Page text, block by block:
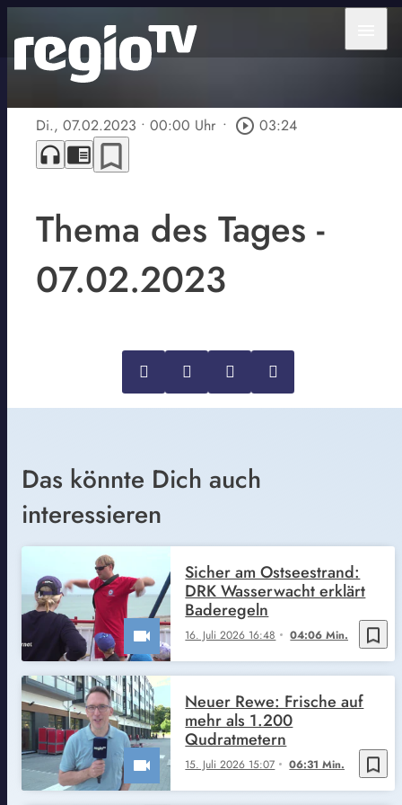
Di., 07.02.2023 • 00:00 Uhr • play_circle_outline 03:24
headphones chrome_reader_mode bookmark_border
Thema des Tages -
07.02.2023
Das könnte Dich auch
interessieren
bookmark_border
16. Juli 2026 16:48 04:06 Min.
Sicher am Ostseestrand:
DRK Wasserwacht erklärt
Baderegeln
bookmark_border
15. Juli 2026 15:07 06:31 Min.
Neuer Rewe: Frische auf
mehr als 1.200
Qudratmetern